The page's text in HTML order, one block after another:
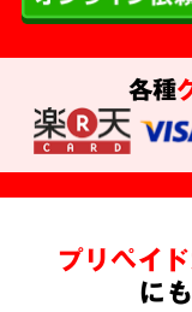
各種
プリペイ
に